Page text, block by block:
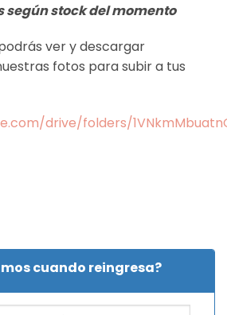
según stock del momento
ver y descargar
fotos para subir a tus
drive/folders/
cuando reingresa?